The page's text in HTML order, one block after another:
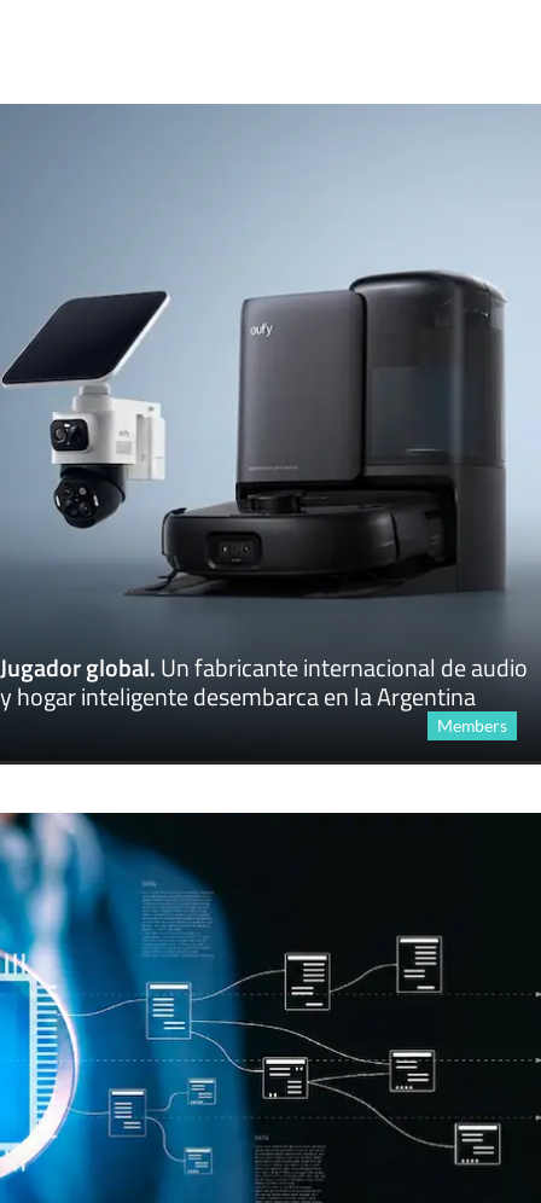
Jugador global.Un fabricante internacional de audio
y hogar inteligente desembarca en la Argentina
Members